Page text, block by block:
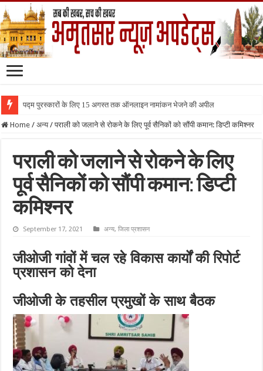
पद्म पुरस्कारों के लिए 15 अगस्त तक ऑनलाइन नामांकन भेजने की अपील
Home / अन्य / पराली को जलाने से रोकने के लिए पूर्व सैनिकों को सौंपी कमान: डिप्टी कमिश्नर
पराली को जलाने से रोकने के लिए
पूर्व सैनिकों को सौंपी कमान: डिप्टी
कमिश्नर
September 17, 2021 अन्य,जिला प्रशासन
जीओजी गांवों में चल रहे विकास कार्यों की रिपोर्ट
प्रशासन को देना
जीओजी के तहसील प्रमुखों के साथ बैठक